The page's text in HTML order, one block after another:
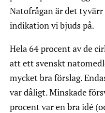
Natofrågan är det
indikation vi bjuds på.
Hela 64 procent av de
att ett svenskt
mycket bra förslag.
var dåligt. Minskade
procent var en bra idé